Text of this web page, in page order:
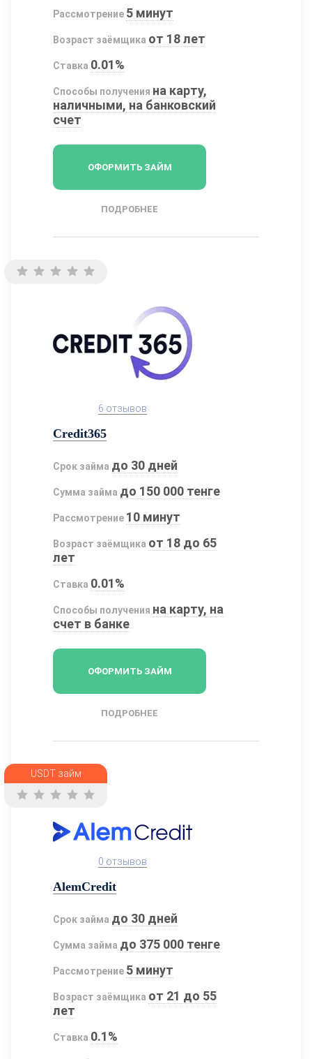
Рассмотрение 5 минут
Возраст заёмщика от 18 лет
Ставка 0.01%
Способы получения на карту,
наличными, на банковский
счет
ОФОРМИТЬ ЗАЙМ
ПОДРОБНЕЕ
6 отзывов
Credit365
Срок займа до 30 дней
Сумма займа до 150 000 тенге
Рассмотрение 10 минут
Возраст заёмщика от 18 до 65
лет
Ставка 0.01%
Способы получения на карту, на
счет в банке
ОФОРМИТЬ ЗАЙМ
ПОДРОБНЕЕ
USDT займ
0 отзывов
AlemCredit
Срок займа до 30 дней
Сумма займа до 375 000 тенге
Рассмотрение 5 минут
Возраст заёмщика от 21 до 55
лет
Ставка 0.1%